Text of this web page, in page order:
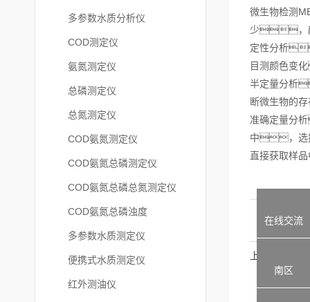
多参数水质分析仪
COD测定仪
氨氮测定仪
总磷测定仪
总氮测定仪
COD氨氮测定仪
COD氨氮总磷测定仪
COD氨氮总磷总氮测定仪
COD氨氮总磷浊度
多参数水质测定仪
便携式水质测定仪
红外测油仪
微生物检测
少，
定性分析
目测颜色
半定量分析
断微生物的
准确定量分
中，选
直接获取样
上一篇：
在线交流
南区